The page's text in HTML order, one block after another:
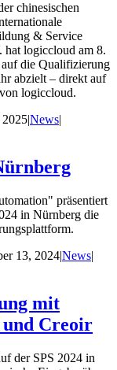
chinesischen
& Service
hat logiccloud am 8.
die Qualifizierung
abzielt – direkt auf
logiccloud.
|News|
präsentiert
in Nürnberg die
13, 2024|News|
mit
und Creoir
der SPS 2024 in